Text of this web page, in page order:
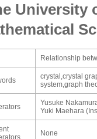
University
Relationship
crystal,crystal
system,graph
Yusuke
Yuki Maehara
None